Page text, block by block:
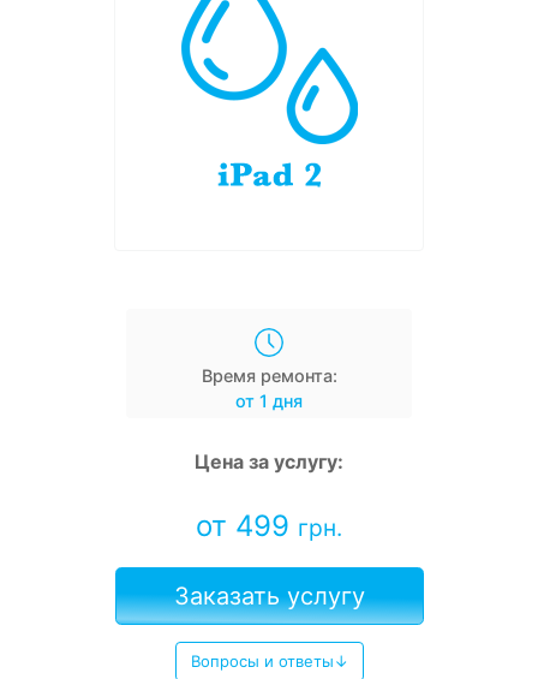
Время ремонта:
от 1 дня
Цена за услугу:
от 499 грн.
Заказать услугу
Вопросы и ответы↓